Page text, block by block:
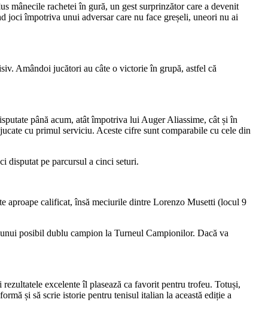
mânecile rachetei în gură, un gest surprinzător care a devenit
joci împotriva unui adversar care nu face greșeli, uneori nu ai
Amândoi jucători au câte o victorie în grupă, astfel că
până acum, atât împotriva lui Auger Aliassime, cât și în
cu primul serviciu. Aceste cifre sunt comparabile cu cele din
disputat pe parcursul a cinci seturi.
aproape calificat, însă meciurile dintre Lorenzo Musetti (locul 9
posibil dublu campion la Turneul Campionilor. Dacă va
excelente îl plasează ca favorit pentru trofeu. Totuși,
și să scrie istorie pentru tenisul italian la această ediție a